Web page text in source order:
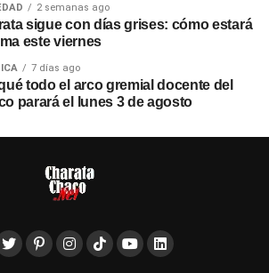
2 semanas ago
sigue con días grises: cómo estará
este viernes
7 días ago
todo el arco gremial docente del
parará el lunes 3 de agosto